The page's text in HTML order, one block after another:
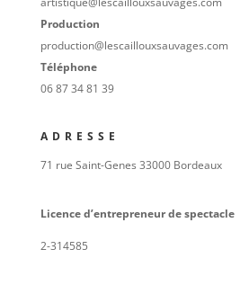
Production
production@lescaillouxsauvages.com
Téléphone
06 87 34 81 39
ADRESSE
71 rue Saint-Genes 33000 Bordeaux
Licence d’entrepreneur de spectacle
2-314585